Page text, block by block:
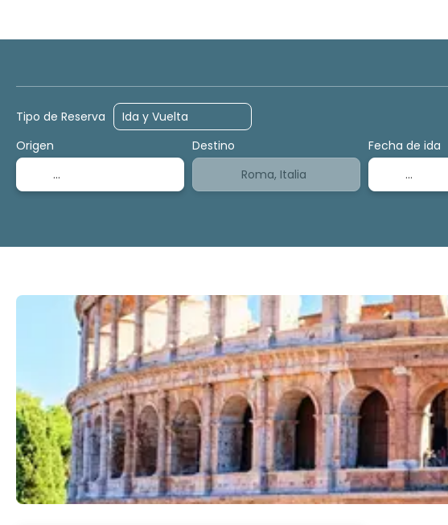
Tipo de Reserva
Origen
Destino Fecha de ida